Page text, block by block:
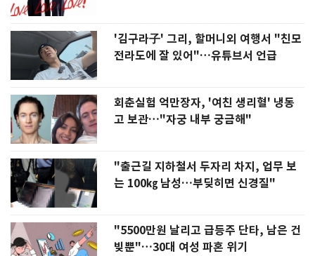
'김구라子' 그리, 할머니외 여행서 "친모
전라도에 잘 있어"…유튜브서 언급
회춘실험 억만장자, '여친 생리혈' 냉동
고 보관…"자궁 내부 궁금해"
"출근길 지하철서 두자리 차지, 업무 보
는 100㎏ 남성…부딪히면 신경질"
"5500만원 날리고 급등주 단타, 남은 건
빚뿐"…30대 여성 파혼 위기